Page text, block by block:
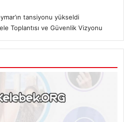
tansiyonu yükseldi
Toplantısı ve Güvenlik Vizyonu